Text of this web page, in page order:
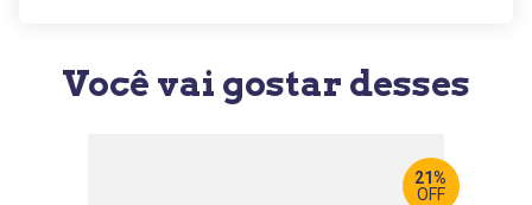
Você vai gostar desses
21%
OFF